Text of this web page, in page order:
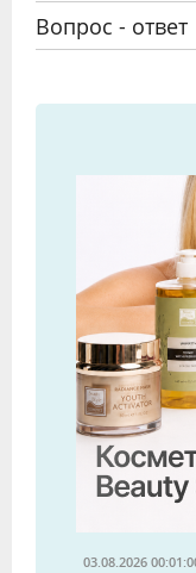
Вопрос - ответ
03.08.2026